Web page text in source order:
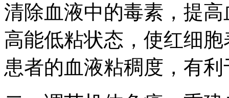
清除血液中的毒素，提
高能低粘状态，使红细
患者的血液粘稠度，有